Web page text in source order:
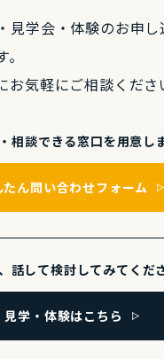
⾒学会・体験のお申し
お気軽にご相談くださ
相談できる窓⼝を⽤意し
たん問い合わせフォーム
話して検討してみてくだ
⾒学・体験はこちら